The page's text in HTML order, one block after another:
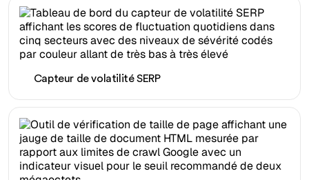
Capteur de volatilité SERP